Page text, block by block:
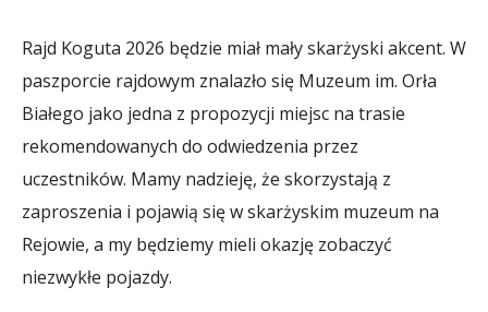
Rajd Koguta 2026 będzie miał mały skarżyski akcent. W
paszporcie rajdowym znalazło się Muzeum im. Orła
Białego jako jedna z propozycji miejsc na trasie
rekomendowanych do odwiedzenia przez
uczestników. Mamy nadzieję, że skorzystają z
zaproszenia i pojawią się w skarżyskim muzeum na
Rejowie, a my będziemy mieli okazję zobaczyć
niezwykłe pojazdy.